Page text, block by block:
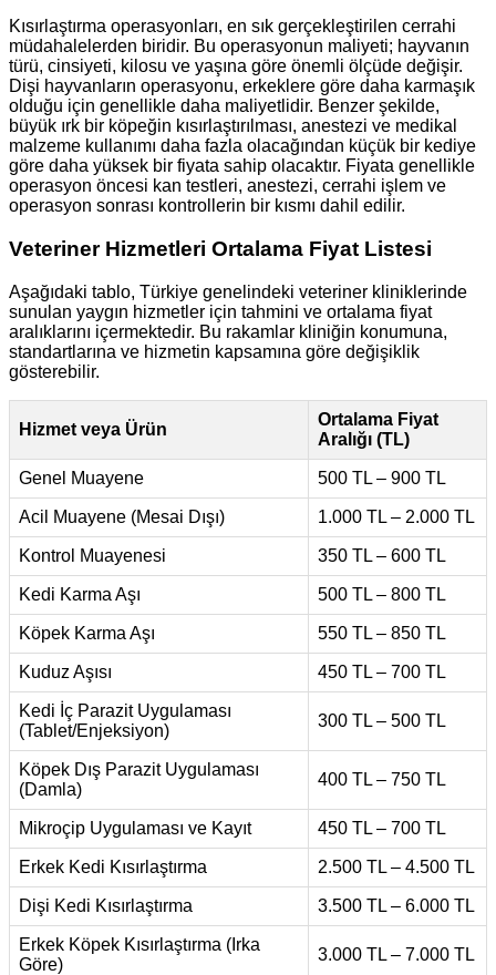
Kısırlaştırma operasyonları, en sık gerçekleştirilen cerrahi
müdahalelerden biridir. Bu operasyonun maliyeti; hayvanın
türü, cinsiyeti, kilosu ve yaşına göre önemli ölçüde değişir.
Dişi hayvanların operasyonu, erkeklere göre daha karmaşık
olduğu için genellikle daha maliyetlidir. Benzer şekilde,
büyük ırk bir köpeğin kısırlaştırılması, anestezi ve medikal
malzeme kullanımı daha fazla olacağından küçük bir kediye
göre daha yüksek bir fiyata sahip olacaktır. Fiyata genellikle
operasyon öncesi kan testleri, anestezi, cerrahi işlem ve
operasyon sonrası kontrollerin bir kısmı dahil edilir.
Veteriner Hizmetleri Ortalama Fiyat Listesi
Aşağıdaki tablo, Türkiye genelindeki veteriner kliniklerinde
sunulan yaygın hizmetler için tahmini ve ortalama fiyat
aralıklarını içermektedir. Bu rakamlar kliniğin konumuna,
standartlarına ve hizmetin kapsamına göre değişiklik
gösterebilir.
Hizmet veya Ürün
Ortalama Fiyat
Aralığı (TL)
Genel Muayene 500 TL – 900 TL
Acil Muayene (Mesai Dışı) 1.000 TL – 2.000 TL
Kontrol Muayenesi 350 TL – 600 TL
Kedi Karma Aşı 500 TL – 800 TL
Köpek Karma Aşı 550 TL – 850 TL
Kuduz Aşısı 450 TL – 700 TL
Kedi İç Parazit Uygulaması
(Tablet/Enjeksiyon)
300 TL – 500 TL
Köpek Dış Parazit Uygulaması
(Damla)
400 TL – 750 TL
Mikroçip Uygulaması ve Kayıt 450 TL – 700 TL
Erkek Kedi Kısırlaştırma 2.500 TL – 4.500 TL
Dişi Kedi Kısırlaştırma 3.500 TL – 6.000 TL
Erkek Köpek Kısırlaştırma (Irka
Göre)
3.000 TL – 7.000 TL